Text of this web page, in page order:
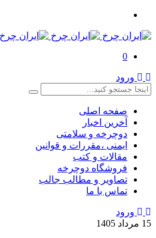
0
ورود
صفحه اصلی
آخرین اخبار
دوچرخه و سلامتی
ایمنی ،مقررات و قوانین
مقالات و کتب
فروشگاه دوچرخه
تصاویر و مطالب جالب
تماس با ما
ورود
15 مرداد 1405